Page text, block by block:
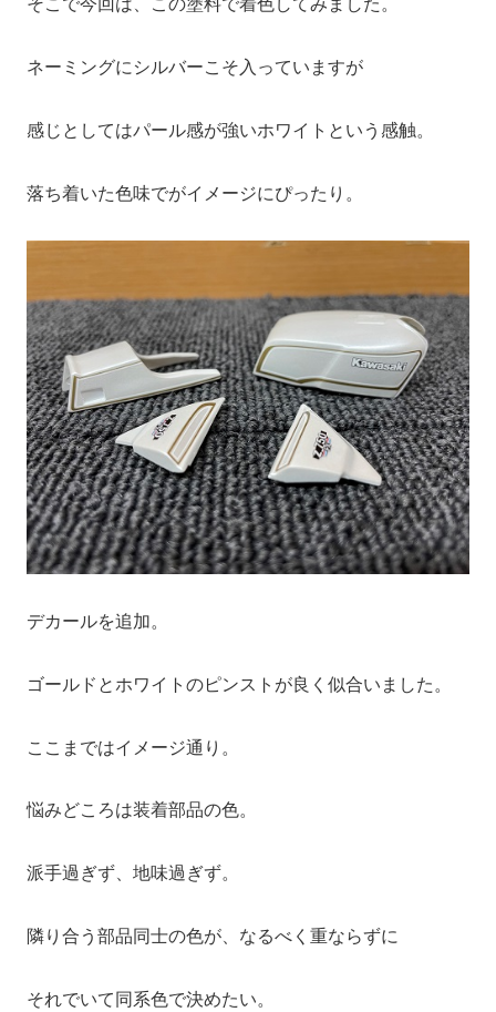
そこで今回は、この塗料で着色してみました。
ネーミングにシルバーこそ入っていますが
感じとしてはパール感が強いホワイトという感触。
落ち着いた色味でがイメージにぴったり。
デカールを追加。
ゴールドとホワイトのピンストが良く似合いました。
ここまではイメージ通り。
悩みどころは装着部品の色。
派手過ぎず、地味過ぎず。
隣り合う部品同士の色が、なるべく重ならずに
それでいて同系色で決めたい。